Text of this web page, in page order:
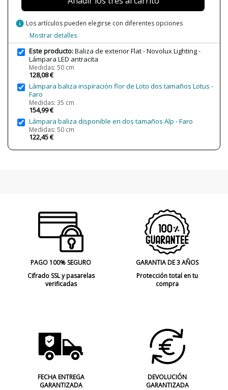
10W
Temperatura de Color
Vida Útil Aproximada LED
CRI (LED)
>80
Bombilla Incluida?
Protección IP
zonas sumergibles)
Ángulo de luz
Certificados
Uso
info Los artículos pueden elegirse con diferentes opciones
Mostrar detalles
Este producto:Baliza de exterior Flat - Novolux Lighting -
Lámpara LED antracita
Medidas: 50 cm
128,08 €
Lámpara baliza inspiración flor de Loto dos tamaños Lotus -
Faro
Medidas: 35 cm
154,99 €
Lámpara baliza disponible en dos tamaños Alp - Faro
Medidas: 50 cm
122,45 €
PAGO 100% SEGURO
Cifrado SSL y pasarelas
verificadas
GARANTIA DE 3 AÑOS
Protección total en tu
compra
FECHA ENTREGA
GARANTIZADA
DEVOLUCIÓN
GARANTIZADA